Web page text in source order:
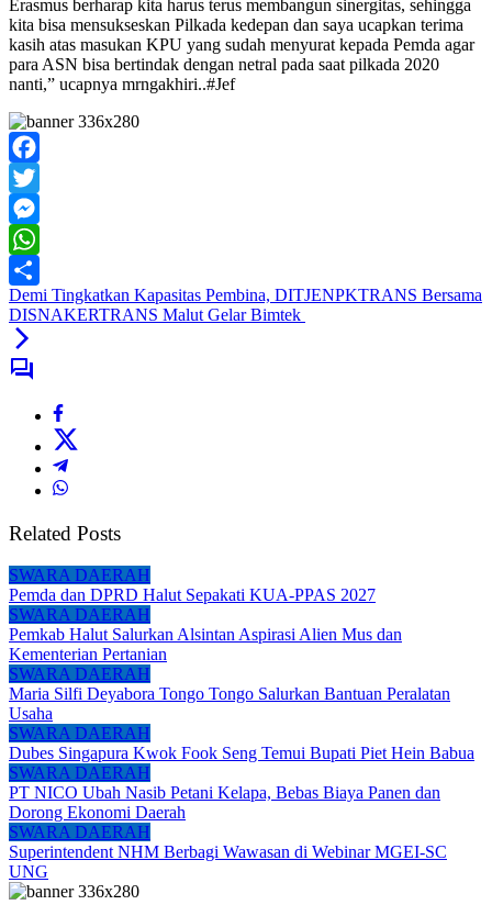
Erasmus berharap kita harus terus membangun sinergitas, sehingga
kita bisa mensukseskan Pilkada kedepan dan saya ucapkan terima
kasih atas masukan KPU yang sudah menyurat kepada Pemda agar
para ASN bisa bertindak dengan netral pada saat pilkada 2020
nanti,” ucapnya mrngakhiri..#Jef
Facebook
Twitter
Messenger
WhatsApp
Share
Demi Tingkatkan Kapasitas Pembina, DITJENPKTRANS Bersama
DISNAKERTRANS Malut Gelar Bimtek
Related Posts
SWARA DAERAH
Pemda dan DPRD Halut Sepakati KUA-PPAS 2027
SWARA DAERAH
Pemkab Halut Salurkan Alsintan Aspirasi Alien Mus dan
Kementerian Pertanian
SWARA DAERAH
Maria Silfi Deyabora Tongo Tongo Salurkan Bantuan Peralatan
Usaha
SWARA DAERAH
Dubes Singapura Kwok Fook Seng Temui Bupati Piet Hein Babua
SWARA DAERAH
PT NICO Ubah Nasib Petani Kelapa, Bebas Biaya Panen dan
Dorong Ekonomi Daerah
SWARA DAERAH
Superintendent NHM Berbagi Wawasan di Webinar MGEI-SC
UNG